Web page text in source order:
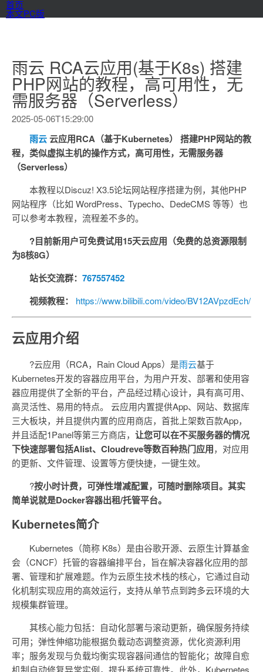
首页
本文PC版
雨云 RCA云应用(基于K8s) 搭建
PHP网站的教程，高可用性，无
需服务器（Serverless）
2025-05-06T15:29:00
雨云云应用RCA（基于Kubernetes） 搭建PHP网站的教
程，类似虚拟主机的操作方式，高可用性，无需服务器
（Serverless）
本教程以Discuz! X3.5论坛网站程序搭建为例，其他PHP
网站程序（比如 WordPress、Typecho、DedeCMS 等等）也
可以参考本教程，流程差不多的。
?目前新用户可免费试用15天云应用（免费的总资源限制
为8核8G）
站长交流群： 767557452
视频教程：
https://www.bilibili.com/video/BV12AVpzdEch/
云应用介绍
?云应用（RCA，Rain Cloud Apps）是雨云基于
Kubernetes开发的容器应用平台，为用户开发、部署和使用容
器应用提供了全新的平台，产品经过精心设计，具有高可用、
高灵活性、易用的特点。 云应用内置提供App、网站、数据库
三大板块，并且提供内置的应用商店，首批上架数百款App，
并且适配1Panel等第三方商店， 让您可以在不买服务器的情况
下快速部署包括Alist、Cloudreve等数百种热门应用，对应用
的更新、文件管理、设置等方便快捷，一键生效。
?按小时计费，可弹性增减配置，可随时删除项目。其实
简单说就是Docker容器出租/托管平台。
Kubernetes简介
Kubernetes（简称 K8s）是由谷歌开源、云原生计算基金
会（CNCF）托管的容器编排平台，旨在解决容器化应用的部
署、管理和扩展难题。作为云原生技术栈的核心，它通过自动
化机制实现应用的高效运行，支持从单节点到跨多云环境的大
规模集群管理。
其核心能力包括：自动化部署与滚动更新，确保服务持续
可用；弹性伸缩功能根据负载动态调整资源，优化资源利用
率；服务发现与负载均衡实现容器间通信的智能化；故障自愈
机制自动修复异常实例，提升系统可靠性。此外，Kubernetes